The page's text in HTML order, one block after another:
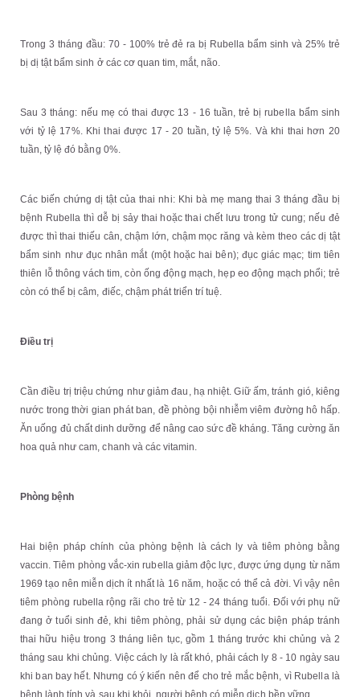
Trong 3 tháng đầu: 70 - 100% trẻ đẻ ra bị Rubella bẩm sinh và 25% trẻ
bị dị tật bẩm sinh ở các cơ quan tim, mắt, não.
Sau 3 tháng: nếu mẹ có thai được 13 - 16 tuần, trẻ bị rubella bẩm sinh
với tỷ lệ 17%. Khi thai được 17 - 20 tuần, tỷ lệ 5%. Và khi thai hơn 20
tuần, tỷ lệ đó bằng 0%.
Các biến chứng dị tật của thai nhi: Khi bà mẹ mang thai 3 tháng đầu bị
bệnh Rubella thì dễ bị sảy thai hoặc thai chết lưu trong tử cung; nếu đẻ
được thì thai thiếu cân, chậm lớn, chậm mọc răng và kèm theo các dị tật
bẩm sinh như đục nhân mắt (một hoặc hai bên); đục giác mạc; tim tiên
thiên lỗ thông vách tim, còn ống động mạch, hẹp eo động mạch phổi; trẻ
còn có thể bị câm, điếc, chậm phát triển trí tuệ.
Điều trị
Cần điều trị triệu chứng như giảm đau, hạ nhiệt. Giữ ấm, tránh gió, kiêng
nước trong thời gian phát ban, đề phòng bội nhiễm viêm đường hô hấp.
Ăn uống đủ chất dinh dưỡng để nâng cao sức đề kháng. Tăng cường ăn
hoa quả như cam, chanh và các vitamin.
Phòng bệnh
Hai biện pháp chính của phòng bệnh là cách ly và tiêm phòng bằng
vaccin. Tiêm phòng vắc-xin rubella giảm độc lực, được ứng dụng từ năm
1969 tạo nên miễn dịch ít nhất là 16 năm, hoặc có thể cả đời. Vì vậy nên
tiêm phòng rubella rộng rãi cho trẻ từ 12 - 24 tháng tuổi. Đối với phụ nữ
đang ở tuổi sinh đẻ, khi tiêm phòng, phải sử dụng các biện pháp tránh
thai hữu hiệu trong 3 tháng liên tục, gồm 1 tháng trước khi chủng và 2
tháng sau khi chủng. Việc cách ly là rất khó, phải cách ly 8 - 10 ngày sau
khi ban bay hết. Nhưng có ý kiến nên để cho trẻ mắc bệnh, vì Rubella là
bệnh lành tính và sau khi khỏi, người bệnh có miễn dịch bền vững.